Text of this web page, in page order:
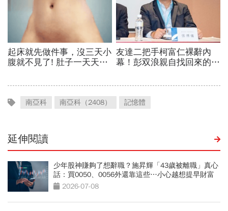
南亞科 南亞科（2408） 記憶體
延伸閱讀
少年股神賺夠了想辭職？施昇輝「43歲被離職」真心
話：買0050、0056外還靠這些…小心越想提早財富
自由離越遠
2026-07-08